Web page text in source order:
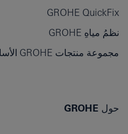
GROHE QuickFix
نظمُ مياهِ GROHE
مجموعة منتجات GROHE الأساسية
حول GROHE